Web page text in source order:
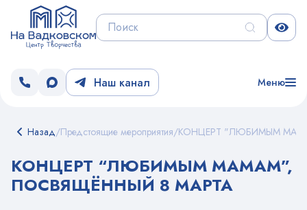
Наш канал Меню
Назад/Предстоящие мероприятия/КОНЦЕРТ "ЛЮБИМЫМ
КОНЦЕРТ “ЛЮБИМЫМ МАМАМ”,
ПОСВЯЩЁННЫЙ 8 МАРТА